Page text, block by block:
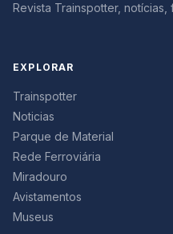
Revista Trainspotter,
EXPLORAR
Trainspotter
Noticias
Parque de Material
Rede Ferroviária
Miradouro
Avistamentos
Museus